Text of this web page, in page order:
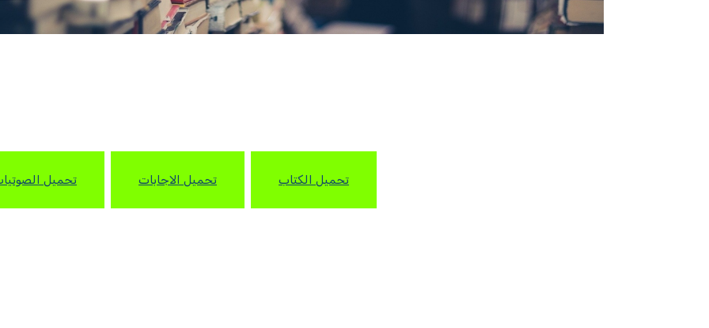
تحميل الكتاب تحميل الاجابات تحميل